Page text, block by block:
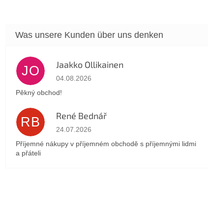
JO Jaakko Ollikainen
Die Shop-Bewertung beträgt 5 von 5 Sternen.
04.08.2026
Pěkný obchod!
RB René Bednář
Die Shop-Bewertung beträgt 5 von 5 Sternen.
24.07.2026
Příjemné nákupy v příjemném obchodě s příjemnými lidmi
a přáteli